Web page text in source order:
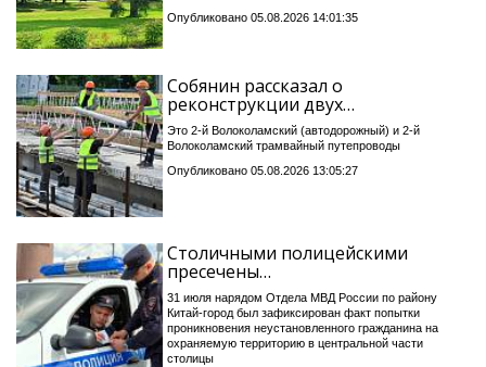
Опубликовано 05.08.2026 14:01:35
Собянин рассказал о
реконструкции двух…
Это 2-й Волоколамский (автодорожный) и 2-й
Волоколамский трамвайный путепроводы
Опубликовано 05.08.2026 13:05:27
Столичными полицейскими
пресечены…
31 июля нарядом Отдела МВД России по району
Китай-город был зафиксирован факт попытки
проникновения неустановленного гражданина на
охраняемую территорию в центральной части
столицы